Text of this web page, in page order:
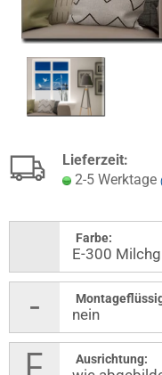
Lieferzeit:
2-5 Werktage
Farbe:
Ausrichtung: